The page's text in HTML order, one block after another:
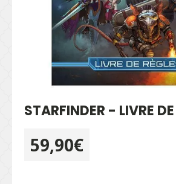
STARFINDER - LIVRE
59,90€